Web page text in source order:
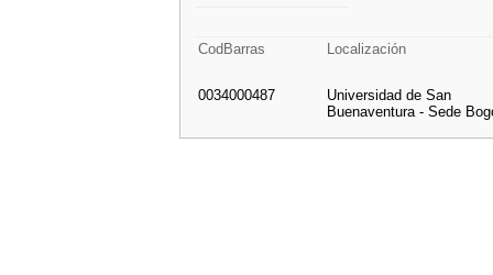
CodBarras Localización
0034000487
Universidad de San
Buenaventura - Sede